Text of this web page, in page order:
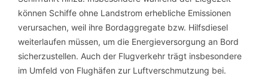
können Schiffe ohne Landstrom erhebliche Emissionen
verursachen, weil ihre Bordaggregate bzw. Hilfsdiesel
weiterlaufen müssen, um die Energieversorgung an Bord
sicherzustellen. Auch der Flugverkehr trägt insbesondere
im Umfeld von Flughäfen zur Luftverschmutzung bei.